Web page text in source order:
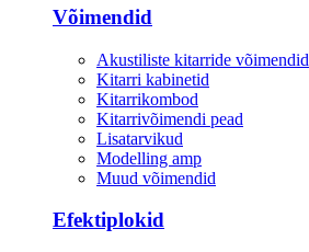
Võimendid
Akustiliste kitarride võimendid
Kitarri kabinetid
Kitarrikombod
Kitarrivõimendi pead
Lisatarvikud
Modelling amp
Muud võimendid
Efektiplokid